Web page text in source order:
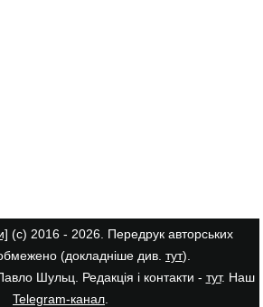
(с) 2016 - 2026. Передрук авторських
(докладніше див. тут).
Шульц. Редакція і контакти - тут. Наш
Telegram-канал.